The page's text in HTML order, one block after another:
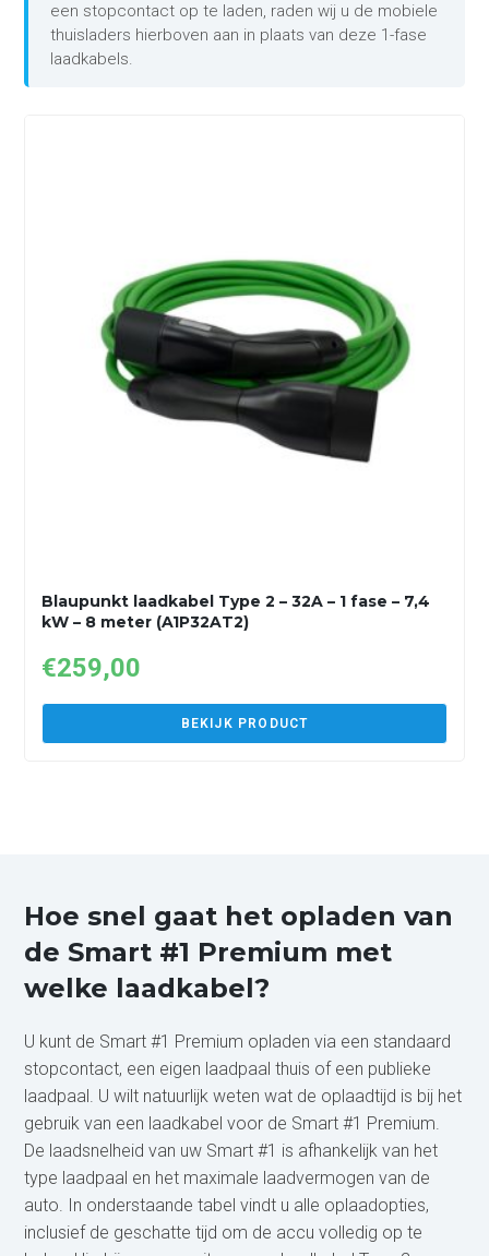
een stopcontact op te laden, raden wij u de mobiele
thuisladers hierboven aan in plaats van deze 1-fase
laadkabels.
Blaupunkt laadkabel Type 2 – 32A – 1 fase – 7,4
kW – 8 meter (A1P32AT2)
€259,00
BEKIJK PRODUCT
Hoe snel gaat het opladen van
de Smart #1 Premium met
welke laadkabel?
U kunt de Smart #1 Premium opladen via een standaard
stopcontact, een eigen laadpaal thuis of een publieke
laadpaal. U wilt natuurlijk weten wat de oplaadtijd is bij het
gebruik van een laadkabel voor de Smart #1 Premium.
De laadsnelheid van uw Smart #1 is afhankelijk van het
type laadpaal en het maximale laadvermogen van de
auto. In onderstaande tabel vindt u alle oplaadopties,
inclusief de geschatte tijd om de accu volledig op te